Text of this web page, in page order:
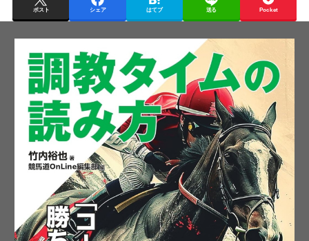
ポスト シェア はてブ 送る Pocket